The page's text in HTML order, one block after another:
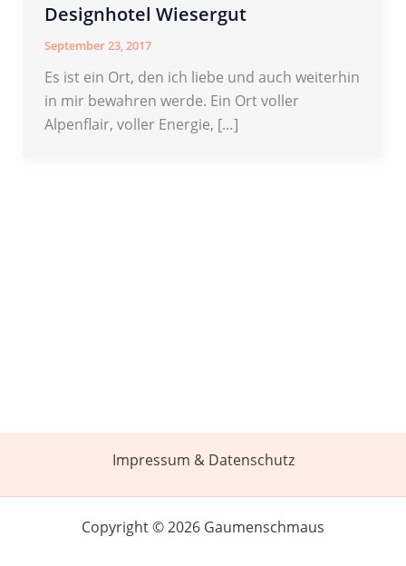
Designhotel Wiesergut
September 23, 2017
Es ist ein Ort, den ich liebe und auch weiterhin
in mir bewahren werde. Ein Ort voller
Alpenflair, voller Energie, […]
Impressum & Datenschutz
Copyright © 2026 Gaumenschmaus